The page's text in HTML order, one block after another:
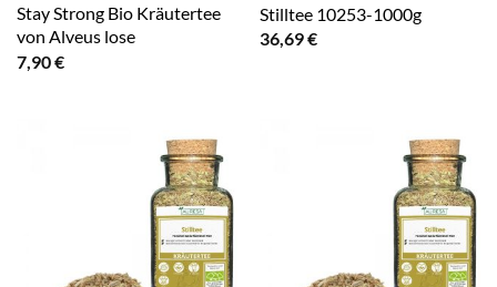
Stay Strong Bio Kräutertee
von Alveus lose
7,90€
Stilltee 10253-1000g
36,69€